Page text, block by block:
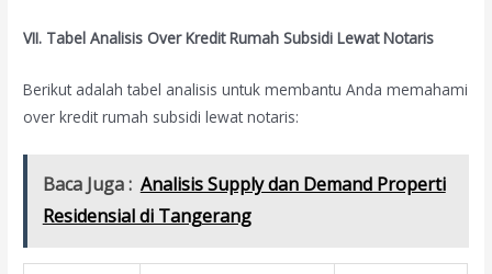
VII. Tabel Analisis Over Kredit Rumah Subsidi Lewat Notaris
Berikut adalah tabel analisis untuk membantu Anda memahami
over kredit rumah subsidi lewat notaris:
Baca Juga : Analisis Supply dan Demand Properti
Residensial di Tangerang